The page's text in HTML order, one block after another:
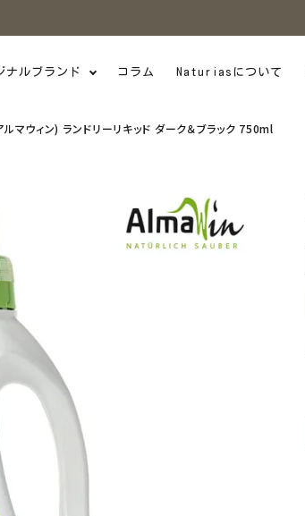
ナルブランド コラム Naturiasについて
マウィン) ランドリーリキッド ダーク＆ブラック 750ml